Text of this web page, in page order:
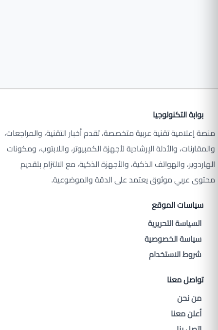
بوابة التكنولوجيا
منصة إعلامية تقنية عربية متخصصة، تقدم أخبار التقنية، والمراجعات،
والمقارنات، والأدلة الإرشادية لأجهزة الكمبيوتر، واللابتوب، ومكونات
الهاردوير، والهواتف الذكية، والأجهزة الذكية، مع الالتزام بتقديم
محتوى عربي موثوق يعتمد على الدقة والموضوعية.
سياسات الموقع
السياسة التحريرية
سياسة الخصوصية
شروط الاستخدام
تواصل معنا
من نحن
أعلن معنا